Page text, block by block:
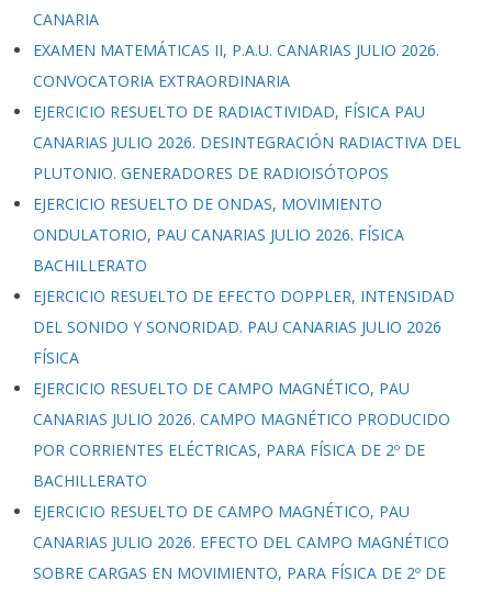
CANARIA
EXAMEN MATEMÁTICAS II, P.A.U. CANARIAS JULIO 2026.
CONVOCATORIA EXTRAORDINARIA
EJERCICIO RESUELTO DE RADIACTIVIDAD, FÍSICA PAU
CANARIAS JULIO 2026. DESINTEGRACIÓN RADIACTIVA DEL
PLUTONIO. GENERADORES DE RADIOISÓTOPOS
EJERCICIO RESUELTO DE ONDAS, MOVIMIENTO
ONDULATORIO, PAU CANARIAS JULIO 2026. FÍSICA
BACHILLERATO
EJERCICIO RESUELTO DE EFECTO DOPPLER, INTENSIDAD
DEL SONIDO Y SONORIDAD. PAU CANARIAS JULIO 2026
FÍSICA
EJERCICIO RESUELTO DE CAMPO MAGNÉTICO, PAU
CANARIAS JULIO 2026. CAMPO MAGNÉTICO PRODUCIDO
POR CORRIENTES ELÉCTRICAS, PARA FÍSICA DE 2º DE
BACHILLERATO
EJERCICIO RESUELTO DE CAMPO MAGNÉTICO, PAU
CANARIAS JULIO 2026. EFECTO DEL CAMPO MAGNÉTICO
SOBRE CARGAS EN MOVIMIENTO, PARA FÍSICA DE 2º DE